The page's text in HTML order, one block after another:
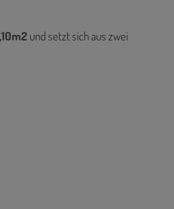
und setzt sich aus zwei